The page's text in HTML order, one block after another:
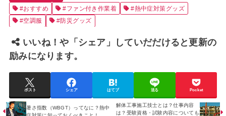
#おすすめ
#ファン付き作業着
#熱中症対策グッズ
#空調服
#防災グッズ
いいね！や「シェア」していだだけると更新の
励みになります。
ポスト シェア はてブ 送る Pocket
暑さ指数（WBGT）ってなに？熱中
解体工事施工技士とは？仕事内容
は？受験資格・試験内容についても